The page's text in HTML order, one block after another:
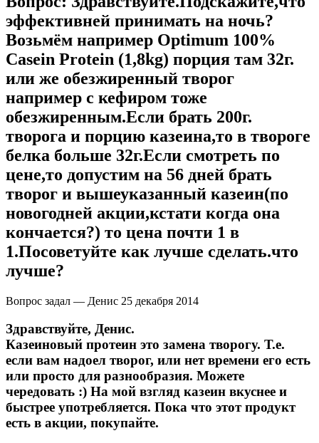
эффективней принимать на ночь?
Возьмём например Optimum 100%
Casein Protein (1,8kg) порция там 32г.
или же обезжиренный творог
например с кефиром тоже
обезжиренным.Если брать 200г.
творога и порцию казеина,то в твороге
белка больше 32г.Если смотреть по
цене,то допустим на 56 дней брать
творог и вышеуказанный казеин(по
новогодней акции,кстати когда она
кончается?) то цена почти 1 в
1.Посоветуйте как лучше сделать.что
лучше?
Вопрос задал — Денис 25 декабря 2014
Здравствуйте, Денис.
Казеиновый протеин это замена творогу. Т.е.
если вам надоел творог, или нет времени его есть
или просто для разнообразия. Можете
чередовать :) На мой взгляд казеин вкуснее и
быстрее употребляется. Пока что этот продукт
есть в акции, покупайте.